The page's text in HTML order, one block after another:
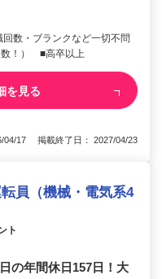
数・ブランクなど一切不問
数！） ■高卒以上
を見る
04/17 掲載終了日： 2027/04/23
員（機械・電気系4
ト
の年間休日157日！大